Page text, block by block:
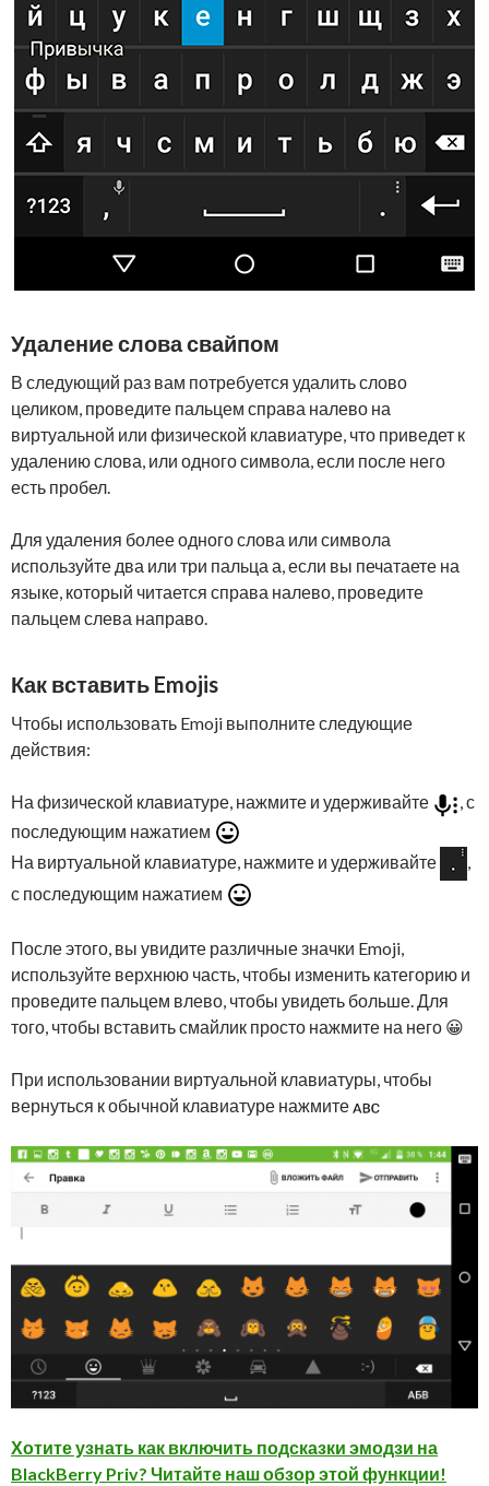
Удаление слова свайпом
В следующий раз вам потребуется удалить слово
целиком, проведите пальцем справа налево на
виртуальной или физической клавиатуре, что приведет к
удалению слова, или одного символа, если после него
есть пробел.
Для удаления более одного слова или символа
используйте два или три пальца а, если вы печатаете на
языке, который читается справа налево, проведите
пальцем слева направо.
Как вставить Emojis
Чтобы использовать Emoji выполните следующие
действия:
На физической клавиатуре, нажмите и удерживайте
, с
последующим нажатием
На виртуальной клавиатуре, нажмите и удерживайте
с последующим нажатием
После этого, вы увидите различные значки Emoji,
используйте верхнюю часть, чтобы изменить категорию и
проведите пальцем влево, чтобы увидеть больше. Для
того, чтобы вставить смайлик просто нажмите на него 😀
При использовании виртуальной клавиатуры, чтобы
вернуться к обычной клавиатуре нажмите
Хотите узнать как включить подсказки эмодзи на
BlackBerry Priv? Читайте наш обзор этой функции!